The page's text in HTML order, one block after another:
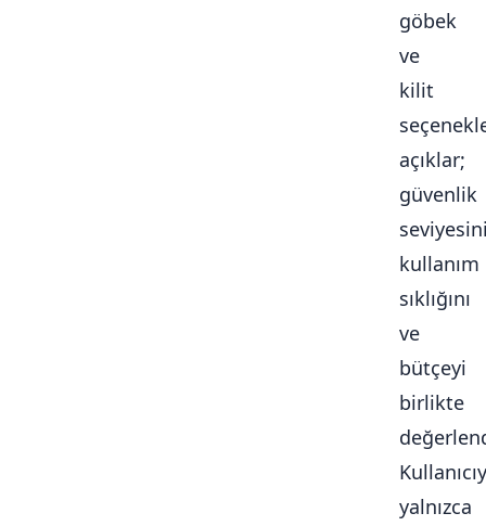
göbek
ve
kilit
açıklar;
güvenlik
kullanım
sıklığını
ve
bütçeyi
birlikte
yalnızca